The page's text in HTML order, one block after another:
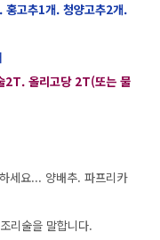
고추1개. 청양고추2개.
2T. 올리고당 2T(또는 물
세요... 양배추. 파프리카
리술을 말합니다.